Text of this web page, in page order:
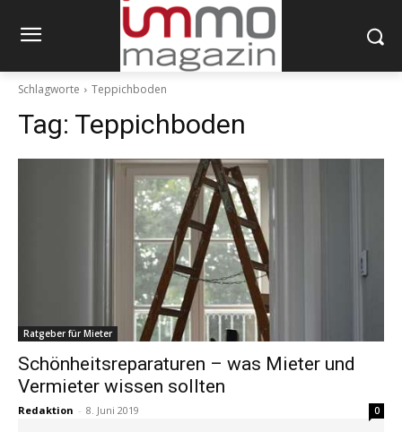
Schlagworte Teppichboden
Tag: Teppichboden
Ratgeber für Mieter
Schönheitsreparaturen – was Mieter und
Vermieter wissen sollten
Redaktion - 8. Juni 2019 0